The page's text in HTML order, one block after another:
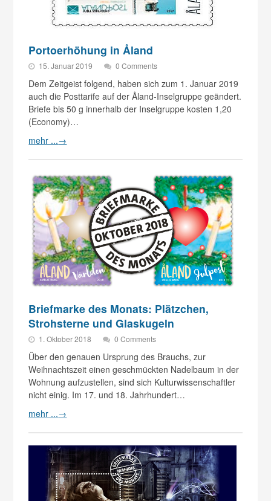
Portoerhöhung in Åland
15. Januar 2019 0 Comments
Dem Zeitgeist folgend, haben sich zum 1. Januar 2019
auch die Posttarife auf der Åland-Inselgruppe geändert.
Briefe bis 50 g innerhalb der Inselgruppe kosten 1,20
(Economy)…
mehr ...→
Briefmarke des Monats: Plätzchen,
Strohsterne und Glaskugeln
1. Oktober 2018 0 Comments
Über den genauen Ursprung des Brauchs, zur
Weihnachtszeit einen geschmückten Nadelbaum in der
Wohnung aufzustellen, sind sich Kulturwissenschaftler
nicht einig. Im 17. und 18. Jahrhundert…
mehr ...→